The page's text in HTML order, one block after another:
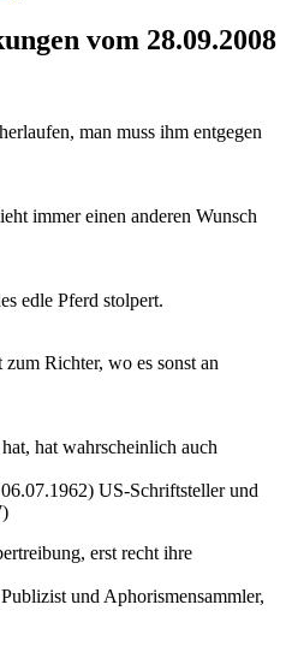
vom 28.09.2008
man muss ihm entgegen
immer einen anderen Wunsch
edle Pferd stolpert.
Richter, wo es sonst an
hat wahrscheinlich auch
US-Schriftsteller und
erst recht ihre
und Aphorismensammler,